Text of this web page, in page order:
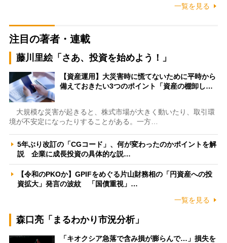
一覧を見る
注目の著者・連載
藤川里絵「さあ、投資を始めよう！」
【資産運用】大災害時に慌てないために平時から
備えておきたい3つのポイント「資産の棚卸し…
大規模な災害が起きると、株式市場が大きく動いたり、取引環
境が不安定になったりすることがある。一方…
5年ぶり改訂の「CGコード」、何が変わったのかポイントを解
説 企業に成長投資の具体的な説…
【令和のPKOか】GPIFをめぐる片山財務相の「円資産への投
資拡大」発言の波紋 「国債重視」…
一覧を見る
森口亮「まるわかり市況分析」
「キオクシア急落で含み損が膨らんで…」損失を